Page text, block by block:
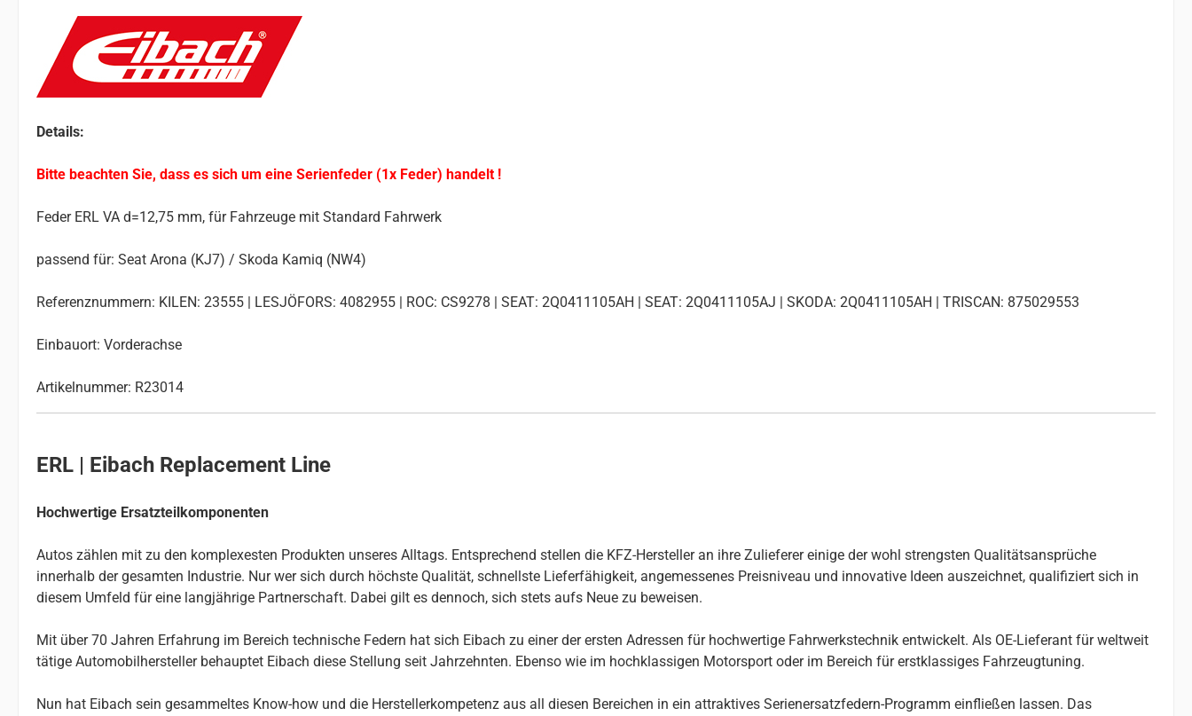
Details:
Bitte beachten Sie, dass es sich um eine Serienfeder (1x Feder) handelt !
Feder ERL VA d=12,75 mm, für Fahrzeuge mit Standard Fahrwerk
passend für: Seat Arona (KJ7) / Skoda Kamiq (NW4)
Referenznummern: KILEN: 23555 | LESJÖFORS: 4082955 | ROC: CS9278 | SEAT: 2Q0411105AH | SEAT: 2Q0411105AJ | SKODA: 2Q0411105AH | TRISCAN: 875029553
Einbauort: Vorderachse
Artikelnummer: R23014
ERL | Eibach Replacement Line
Hochwertige Ersatzteilkomponenten
Autos zählen mit zu den komplexesten Produkten unseres Alltags. Entsprechend stellen die KFZ-Hersteller an ihre Zulieferer einige der wohl strengsten Qualitätsansprüche
innerhalb der gesamten Industrie. Nur wer sich durch höchste Qualität, schnellste Lieferfähigkeit, angemessenes Preisniveau und innovative Ideen auszeichnet, qualifiziert sich in
diesem Umfeld für eine langjährige Partnerschaft. Dabei gilt es dennoch, sich stets aufs Neue zu beweisen.
Mit über 70 Jahren Erfahrung im Bereich technische Federn hat sich Eibach zu einer der ersten Adressen für hochwertige Fahrwerkstechnik entwickelt. Als OE-Lieferant für weltweit
tätige Automobilhersteller behauptet Eibach diese Stellung seit Jahrzehnten. Ebenso wie im hochklassigen Motorsport oder im Bereich für erstklassiges Fahrzeugtuning.
Nun hat Eibach sein gesammeltes Know-how und die Herstellerkompetenz aus all diesen Bereichen in ein attraktives Serienersatzfedern-Programm einfließen lassen. Das